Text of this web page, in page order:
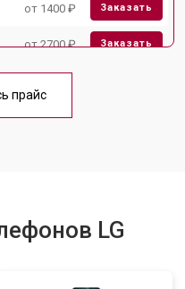
от 1400 ₽ Заказать
от 2700 ₽ Заказать
от 1750 ₽
прайс
LG